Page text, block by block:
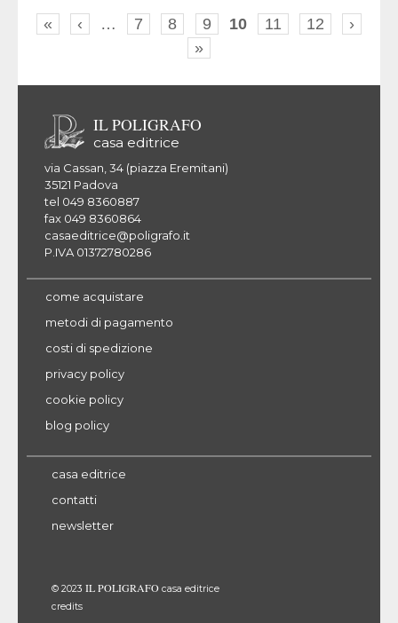
desideri
« ‹ … 7 8 9 10 11 12
›
»
IL POLIGRAFO
casa editrice
via Cassan, 34 (piazza Eremitani)
35121 Padova
tel 049 8360887
fax 049 8360864
casaeditrice@poligrafo.it
P.IVA 01372780286
come acquistare
metodi di pagamento
costi di spedizione
privacy policy
cookie policy
blog policy
casa editrice
contatti
newsletter
© 2023 IL POLIGRAFO casa editrice
credits